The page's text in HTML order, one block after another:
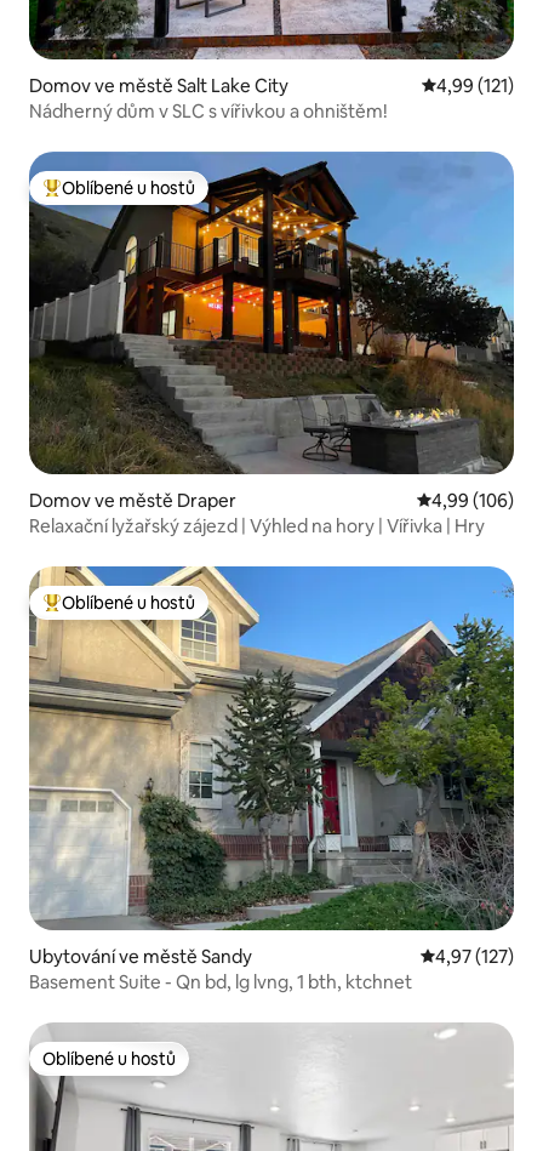
Domov ve městě Salt Lake City Průměrné
4,99 (121)
Nádherný dům v SLC s vířivkou a ohništěm!
Nejlepší v kategorii Oblíbené u hostů
Oblíbené u hostů
Domov ve městě Draper Průměrné
4,99 (106)
Relaxační lyžařský zájezd | Výhled na hory | Vířivka | Hry
Nejlepší v kategorii Oblíbené u hostů
Oblíbené u hostů
Ubytování ve městě Sandy Průměrné
4,97 (127)
Basement Suite - Qn bd, lg lvng, 1 bth, ktchnet
Oblíbené u hostů
Oblíbené u hostů